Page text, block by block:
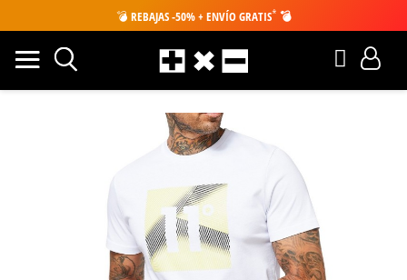
💣 REBAJAS -50% + ENVÍO GRATIS* 💣